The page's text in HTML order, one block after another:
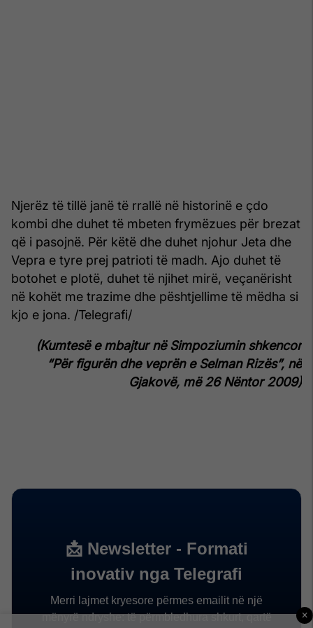
Njerëz të tillë janë të rrallë në historinë e çdo
kombi dhe duhet të mbeten frymëzues për brezat
që i pasojnë. Për këtë dhe duhet njohur Jeta dhe
Vepra e tyre prej patrioti të madh. Ajo duhet të
botohet e plotë, duhet të njihet mirë, veçanërisht
në kohët me trazime dhe pështjellime të mëdha si
kjo e jona. /Telegrafi/
(Kumtesë e mbajtur në Simpoziumin shkencor
“Për figurën dhe veprën e Selman Rizës”, në
Gjakovë, më 26 Nëntor 2009)
×